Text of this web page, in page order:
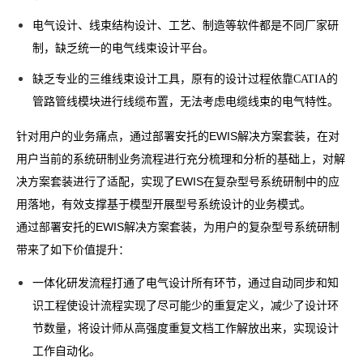
电气设计、线束结构设计、工艺、制造等软件都是不同厂家研
制，缺乏统一的电气线束设计平台。
缺乏专业的三维线束设计工具，原有的设计过程依靠CATIA的
管路管线模块进行线缆布置，无法考虑电缆线束的电气特性。
针对用户的业务痛点，通过部署安托的EWIS解决方案套装，在对
用户当前的系统研制业务流程进行充分梳理和分析的基础上，对解
决方案套装进行了适配，实现了EWIS在复杂型号系统研制中的应
用落地，有效支撑基于模型开展型号系统设计的业务模式。
通过部署安托的EWIS解决方案套装，为用户的复杂型号系统研制
带来了如下价值提升：
一体化研发流程打通了电气设计所有环节，通过自动同步和知
识工程使设计流程实现了尽可能少的重复定义，减少了设计环
节数量，将设计师从高强度重复文档工作解放出来，实现设计
工作自动化。